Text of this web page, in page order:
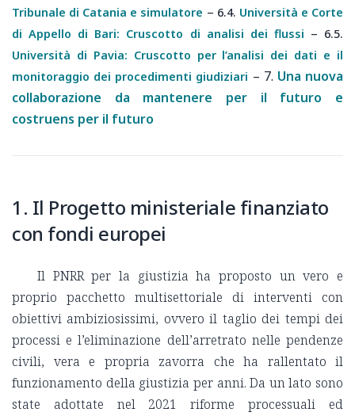
Tribunale di Catania e simulatore – 6.4. Università e Corte
di Appello di Bari: Cruscotto di analisi dei flussi – 6.5.
Università di Pavia: Cruscotto per l’analisi dei dati e il
monitoraggio dei procedimenti giudiziari – 7. Una nuova
collaborazione da mantenere per il futuro e
costruens per il futuro
1. Il Progetto ministeriale finanziato
con fondi europei
Il PNRR per la giustizia ha proposto un vero e
proprio pacchetto multisettoriale di interventi con
obiettivi ambiziosissimi, ovvero il taglio dei tempi dei
processi e l’eliminazione dell’arretrato nelle pendenze
civili, vera e propria zavorra che ha rallentato il
funzionamento della giustizia per anni. Da un lato sono
state adottate nel 2021 riforme processuali ed